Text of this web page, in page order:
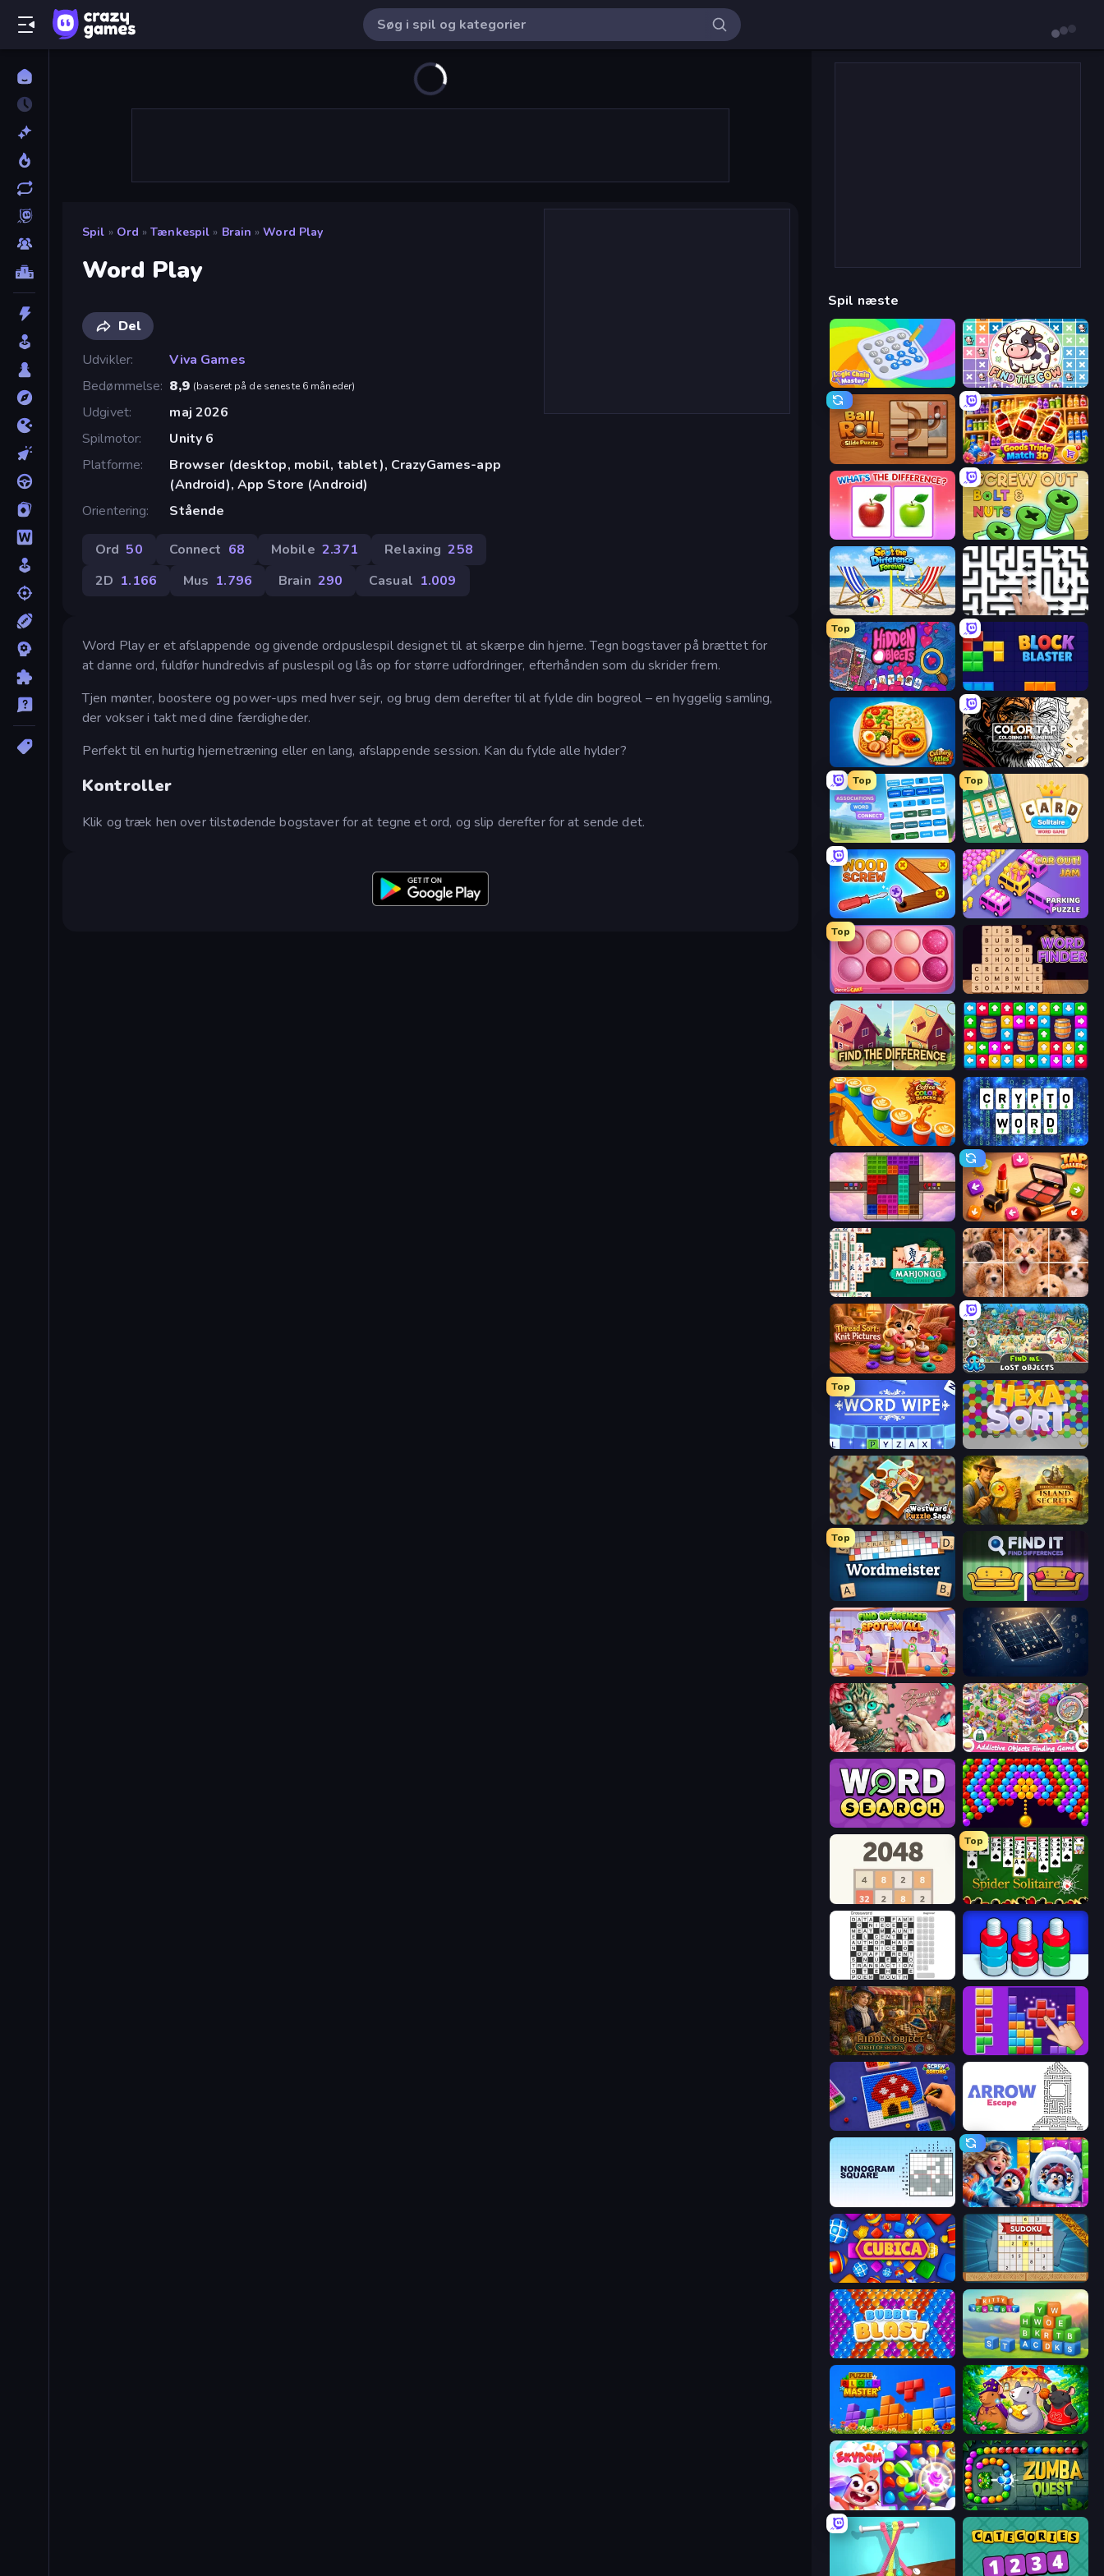
Spil » Ord » Tænkespil » Brain » Word Play
Word Play
Del
Udvikler
Viva Games
Bedømmelse 8,9 (baseret på de seneste 6 måneder)
Udgivet
maj 2026
Spilmotor
Unity 6
Platforme
Browser (desktop, mobil, tablet), CrazyGames-app
(Android), App Store (Android)
Orientering
Stående
Ord 50 Connect 68 Mobile 2.371 Relaxing 258
2D 1.166 Mus 1.796 Brain 290 Casual 1.009
Word Play er et afslappende og givende ordpuslespil designet til at skærpe din hjerne. Tegn bogstaver på brættet for
at danne ord, fuldfør hundredvis af puslespil og lås op for større udfordringer, efterhånden som du skrider frem.
Tjen mønter, boostere og power-ups med hver sejr, og brug dem derefter til at fylde din bogreol – en hyggelig samling,
der vokser i takt med dine færdigheder.
Perfekt til en hurtig hjernetræning eller en lang, afslappende session. Kan du fylde alle hylder?
Kontroller
Klik og træk hen over tilstødende bogstaver for at tegne et ord, og slip derefter for at sende det.
Spil næste
Logic Chain Master Find The Cow
Goods Triple Match 3D
What's The Difference? Screw Out: Bolts and Nuts
Spot the Difference Forever Arrow Escape: Puzzle
Top
Hidden Objects Block Blaster
Culinary Atlas Color Tap: Coloring by Numbers
Top
Associations - Word Connect
Top
Wood Screw: Bolts Puzzle Car OUT! Jam Parking Puzzle
Top
Piece of Cake: Merge and Bake Word Finder
Find The Difference Tap Away Story
Coffee Color Blocks Cryptoword
Color Cube Puzzle Tap Gallery
Mahjongg Solitaire Jigpic Solitaire
Thread Sort: Knit Pictures Find Me: Lost Objects
Top
Word Wipe
Westward Puzzle Saga Hidden Objects: Island Secrets
Top
Wordmeister Find It - Find The Differences
Find Differences: Spot 'Em All
Favorite Puzzles Scavenger Hunt - Hidden Items
Daily Word Search Bubble Story
2048
Top
Spider Solitaire
Crossword
Hidden Object: Street Of Secrets BlockBuster Puzzle
Screw Sorting Arrow Escape
Captain Blast
Cubica Sudoku Online
Bubble Blast Kitty Scramble: Word Stacks
Puzzle Block Master Rat's House - Nonogram
Skydom Zumba Quest